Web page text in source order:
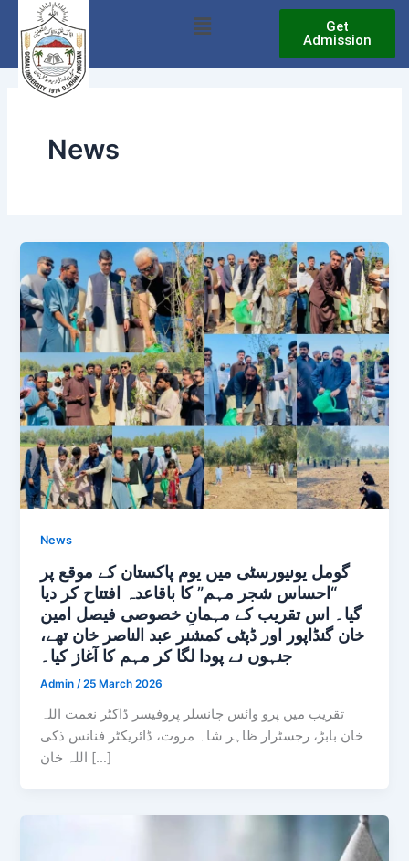
content
Menu
Get
Admission
News
News
گومل یونیورسٹی میں یوم پاکستان کے موقع پر
“احساس شجر مہم” کا باقاعدہ افتتاح کر دیا
گیا۔ اس تقریب کے مہمانِ خصوصی فیصل امین
خان گنڈاپور اور ڈپٹی کمشنر عبد الناصر خان تھے،
جنہوں نے پودا لگا کر مہم کا آغاز کیا۔
Admin/25 March 2026
تقریب میں پرو وائس چانسلر پروفیسر ڈاکٹر نعمت اللہ
خان بابڑ، رجسٹرار ظاہر شاہ مروت، ڈائریکٹر فنانس ذکی
اللہ خان […]